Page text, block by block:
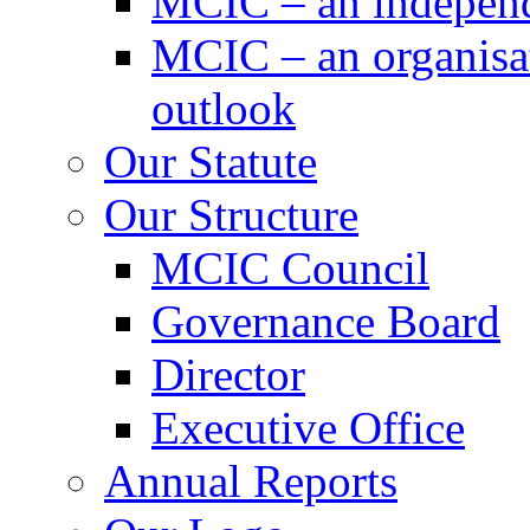
MCIC – an
outlook
Our Statute
Our Structure
MCIC Council
Governance Board
Director
Executive Office
Annual Reports